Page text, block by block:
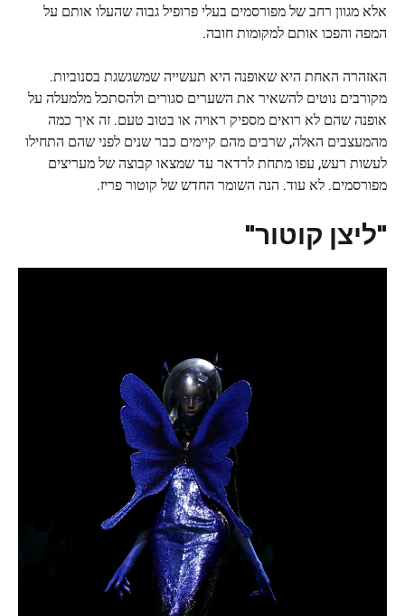
אלא מגוון רחב של מפורסמים בעלי פרופיל גבוה שהעלו אותם על
המפה והפכו אותם למקומות חובה.
האזהרה האחת היא שאופנה היא תעשייה שמשגשגת בסנוביות.
מקורבים נוטים להשאיר את השערים סגורים ולהסתכל מלמעלה על
אופנה שהם לא רואים מספיק ראויה או בטוב טעם. זה איך כמה
מהמעצבים האלה, שרבים מהם קיימים כבר שנים לפני שהם התחילו
לעשות רעש, עפו מתחת לרדאר עד שמצאו קבוצה של מעריצים
מפורסמים. לא עוד. הנה השומר החדש של קוטור פריז.
"ליצן קוטור"